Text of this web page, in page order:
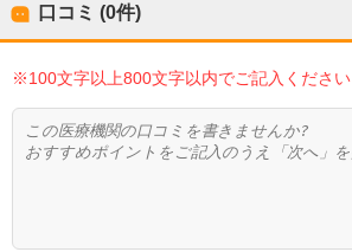
口コミ (0件)
※100文字以上800文字以内でご記入ください